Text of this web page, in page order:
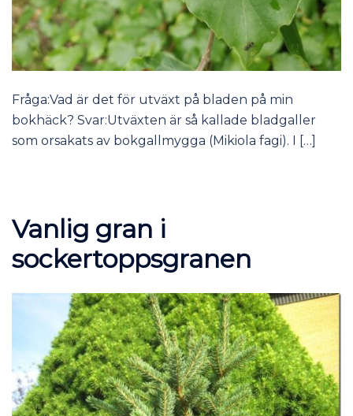
Fråga:Vad är det för utväxt på bladen på min
bokhäck? Svar:Utväxten är så kallade bladgaller
som orsakats av bokgallmygga (Mikiola fagi). I […]
Vanlig gran i
sockertoppsgranen